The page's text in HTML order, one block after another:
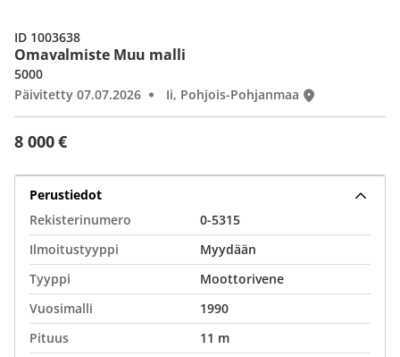
Omavalmiste Muu malli
8 000 €
5000
Päivitetty 07.07.2026
Ii, Pohjois-Pohjanmaa
ID 1003638
Perustiedot
Rekisterinumero
0-5315
Ilmoitustyyppi
Myydään
Tyyppi
Moottorivene
Vuosimalli
1990
Pituus
11 m